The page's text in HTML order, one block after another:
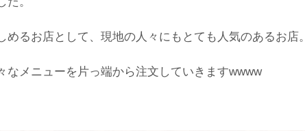
るお店として、現地の人々にもとても人気のあるお店。
なメニューを片っ端から注文していきますwwww